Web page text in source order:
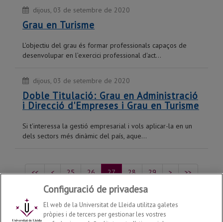
dijous, 03 de setembre de 2020
Grau en Turisme
L'objectiu del grau és formar professionals capaços de
desenvolupar en l’exercici professional d'act...
dijous, 03 de setembre de 2020
Doble Titulació: Grau en Administració
i Direcció d'Empreses i Grau en Turisme
Si t'interessa la gestió empresarial i vols aplicar-la en un
dels sectors més dinàmic del país, aque...
<< < 25 26 27 28 29 > >>
Configuració de privadesa
El web de la Universitat de Lleida utilitza galetes
pròpies i de tercers per gestionar les vostres